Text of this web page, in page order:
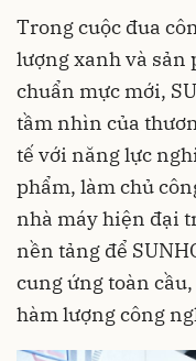
Trong cuộc đua
lượng xanh và sản
chuẩn mực mới,
tầm nhìn của
tế với năng lực
phẩm, làm chủ
nhà máy hiện đại
nền tảng để
cung ứng toàn
hàm lượng công